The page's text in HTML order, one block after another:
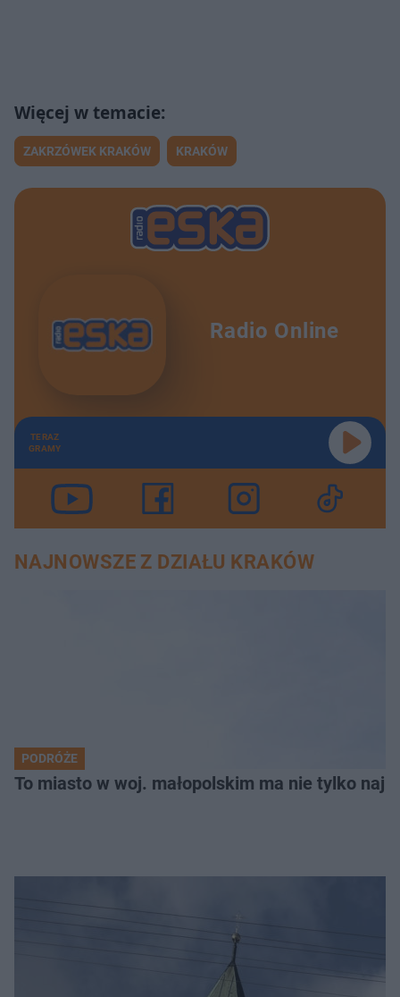
ZAKRZÓWEK KRAKÓW KRAKÓW
Radio Online
TERAZ
GRAMY
NAJNOWSZE Z DZIAŁU KRAKÓW
PODRÓŻE
To miasto w woj. małopolskim ma nie tylko